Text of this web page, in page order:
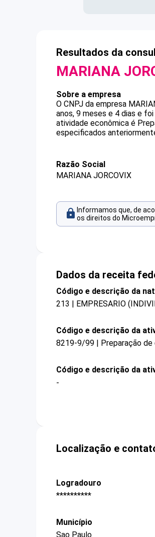
Resultados da
MARIANA
Sobre a empresa
O CNPJ da empresa
anos, 9 meses e 4 dias e
atividade econômica é
especificados
Razão Social
MARIANA JORCOVIX
Informamos que, de
os direitos do
Dados da receita
Código e descrição da
213 | EMPRESARIO
Código e descrição da
8219-9/99 | Preparação
Código e descrição da
-
Localização e
Logradouro
**********
Município
Sao Paulo